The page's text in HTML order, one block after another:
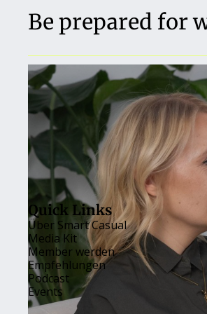
Be prepared for
Quick Links
Über Smart Casual
Media Kit
Member werden
Empfehlungen
Podcast
Events